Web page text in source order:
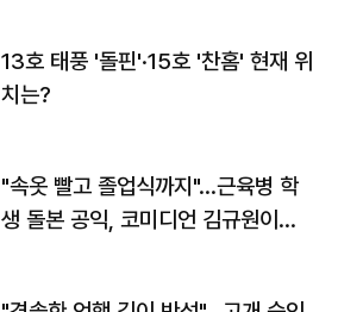
13호 태풍 '돌핀'·15호 '찬홈' 현재 위
치는?
"속옷 빨고 졸업식까지"…근육병 학
생 돌본 공익, 코미디언 김규원이었